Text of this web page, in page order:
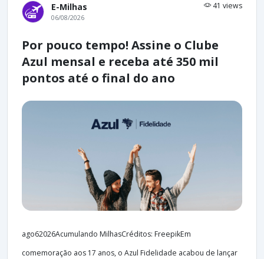
E-Milhas 41 views
06/08/2026
Por pouco tempo! Assine o Clube
Azul mensal e receba até 350 mil
pontos até o final do ano
ago62026Acumulando MilhasCréditos: FreepikEm
comemoração aos 17 anos, o Azul Fidelidade acabou de lançar